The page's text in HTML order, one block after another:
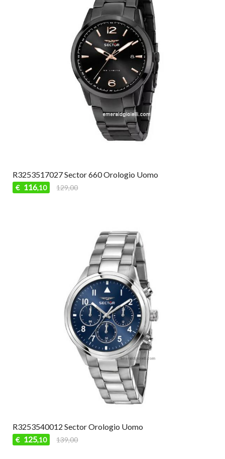
R3253517027 Sector 660 Orologio Uomo
€ 116,10 129,00
R3253540012 Sector Orologio Uomo
€ 125,10 139,00